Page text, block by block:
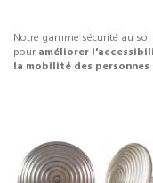
Notre gamme sécurité au
pour améliorer
la mobilité des personnes